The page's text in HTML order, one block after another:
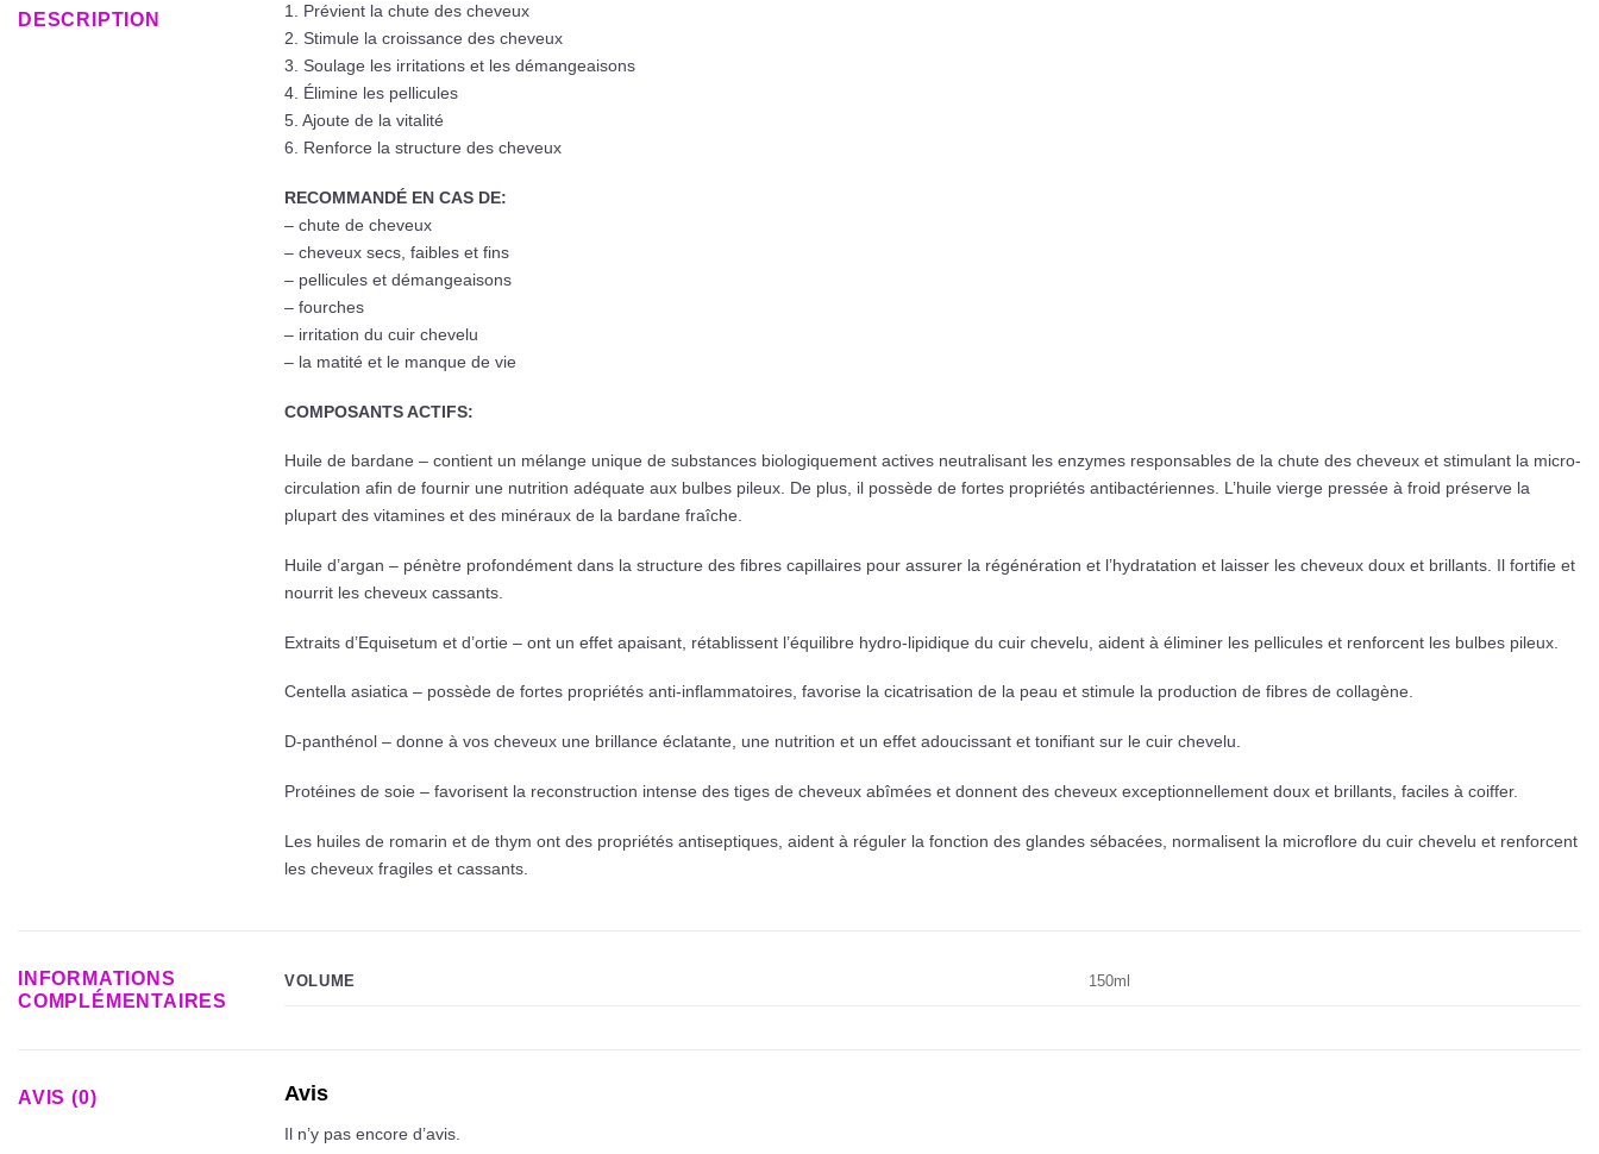
DESCRIPTION
1. Prévient la chute des cheveux
2. Stimule la croissance des cheveux
3. Soulage les irritations et les démangeaisons
4. Élimine les pellicules
5. Ajoute de la vitalité
6. Renforce la structure des cheveux
RECOMMANDÉ EN CAS DE:
– chute de cheveux
– cheveux secs, faibles et fins
– pellicules et démangeaisons
– fourches
– irritation du cuir chevelu
– la matité et le manque de vie
COMPOSANTS ACTIFS:
Huile de bardane – contient un mélange unique de substances biologiquement actives neutralisant les enzymes responsables de la chute des cheveux et stimulant la micro-
circulation afin de fournir une nutrition adéquate aux bulbes pileux. De plus, il possède de fortes propriétés antibactériennes. L’huile vierge pressée à froid préserve la
plupart des vitamines et des minéraux de la bardane fraîche.
Huile d’argan – pénètre profondément dans la structure des fibres capillaires pour assurer la régénération et l’hydratation et laisser les cheveux doux et brillants. Il fortifie et
nourrit les cheveux cassants.
Extraits d’Equisetum et d’ortie – ont un effet apaisant, rétablissent l’équilibre hydro-lipidique du cuir chevelu, aident à éliminer les pellicules et renforcent les bulbes pileux.
Centella asiatica – possède de fortes propriétés anti-inflammatoires, favorise la cicatrisation de la peau et stimule la production de fibres de collagène.
D-panthénol – donne à vos cheveux une brillance éclatante, une nutrition et un effet adoucissant et tonifiant sur le cuir chevelu.
Protéines de soie – favorisent la reconstruction intense des tiges de cheveux abîmées et donnent des cheveux exceptionnellement doux et brillants, faciles à coiffer.
Les huiles de romarin et de thym ont des propriétés antiseptiques, aident à réguler la fonction des glandes sébacées, normalisent la microflore du cuir chevelu et renforcent
les cheveux fragiles et cassants.
INFORMATIONS
COMPLÉMENTAIRES
VOLUME 150ml
AVIS (0) Avis
Il n’y pas encore d’avis.